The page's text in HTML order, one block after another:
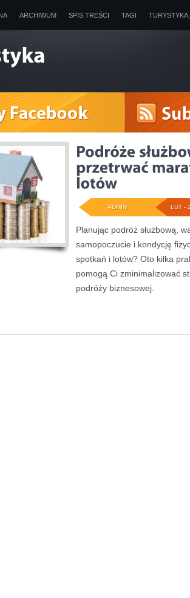
ARCHIWUM SPIS TREŚCI TAGI
LUT -
ADMIN
Planując podróż służbową,
samopoczucie i kondycję
spotkań i lotów? Oto kilka
pomogą Ci zminimalizować
podróży biznesowej.